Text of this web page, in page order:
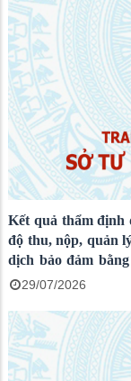
Kết quả thẩm định
độ thu, nộp, quản
dịch bảo đảm
gắn liền với đất
29/07/2026